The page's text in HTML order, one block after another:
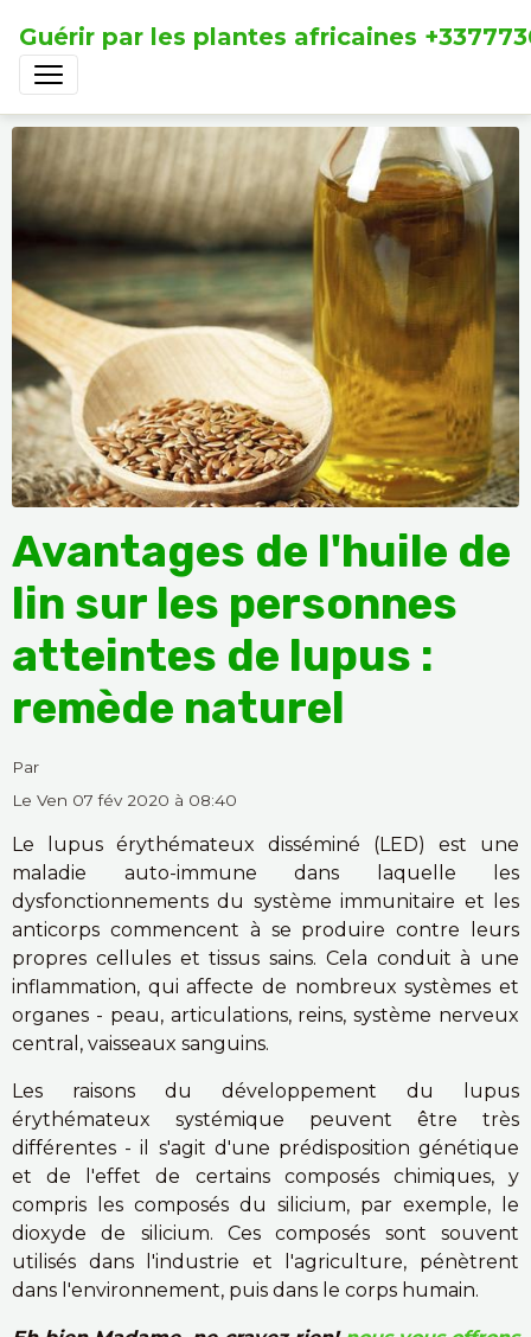
Guérir par les plantes africaines
Avantages de l'huile de
lin sur les personnes
atteintes de lupus :
remède naturel
Par
Le Ven 07 fév 2020 à 08:40
Le lupus érythémateux disséminé (LED) est une
maladie auto-immune dans laquelle les
dysfonctionnements du système immunitaire et les
anticorps commencent à se produire contre leurs
propres cellules et tissus sains. Cela conduit à une
inflammation, qui affecte de nombreux systèmes et
organes - peau, articulations, reins, système nerveux
central, vaisseaux sanguins.
Les raisons du développement du lupus
érythémateux systémique peuvent être très
différentes - il s'agit d'une prédisposition génétique
et de l'effet de certains composés chimiques, y
compris les composés du silicium, par exemple, le
dioxyde de silicium. Ces composés sont souvent
utilisés dans l'industrie et l'agriculture, pénètrent
dans l'environnement, puis dans le corps humain.